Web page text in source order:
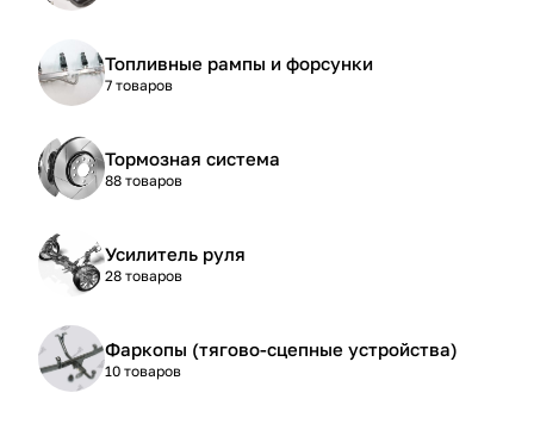
Топливные рампы и форсунки
7 товаров
Тормозная система
88 товаров
Усилитель руля
28 товаров
Фаркопы (тягово-сцепные устройства)
10 товаров